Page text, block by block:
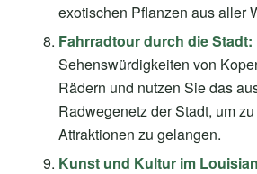
exotischen Pflanzen aus aller
Fahrradtour durch die Stadt:
Sehenswürdigkeiten von
Rädern und nutzen Sie das
Radwegenetz der Stadt, um
Attraktionen zu gelangen.
Kunst und Kultur im